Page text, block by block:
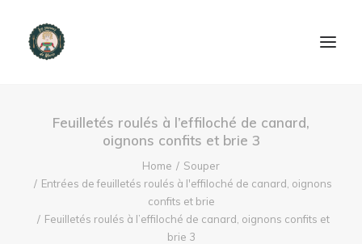
ACCUEIL
PRODUITS ET SERVICES
NOUS CONTACTER
RECETTES
Feuilletés roulés à l’effiloché de canard,
oignons confits et brie 3
Home
Souper
Entrées de feuilletés roulés à l'effiloché de canard, oignons
confits et brie
Feuilletés roulés à l’effiloché de canard, oignons confits et
brie 3